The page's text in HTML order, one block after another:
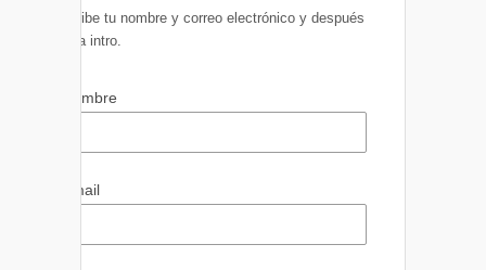
Escribe tu nombre y correo electrónico y después
pulsa intro.
Nombre
Email